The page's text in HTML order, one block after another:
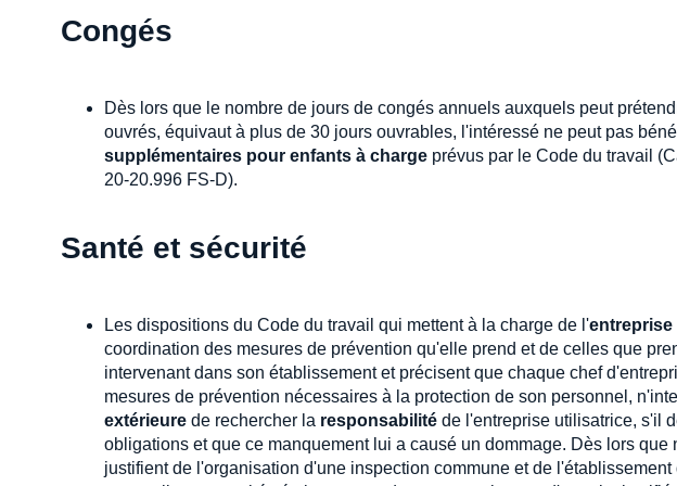
Congés
Dès lors que le nombre de jours de congés annuels auxquels peut
ouvrés, équivaut à plus de 30 jours ouvrables, l'intéressé ne peut pas
supplémentaires pour enfants à charge prévus par le Code du travail
20-20.996 FS-D).
Santé et sécurité
Les dispositions du Code du travail qui mettent à la charge de l'
coordination des mesures de prévention qu'elle prend et de celles que
intervenant dans son établissement et précisent que chaque chef
mesures de prévention nécessaires à la protection de son personnel,
extérieure de rechercher la responsabilité de l'entreprise utilisatrice, s'il
obligations et que ce manquement lui a causé un dommage. Dès lors
justifient de l'organisation d'une inspection commune et de